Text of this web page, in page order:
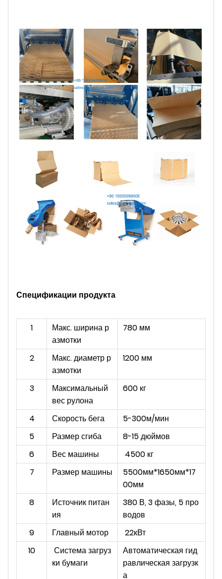
Спецификации продукта
1
Макс. ширина р
азмотки
780 мм
2
Макс. диаметр р
азмотки
1200 мм
3
Максимальный
вес рулона
600 кг
4 Скорость бега
5-300м/мин
5
Размер сгиба
8-15 дюймов
6
Вес машины
4500 кг
7
Размер машины
5500мм*1650мм*17
00мм
8
Источник питан
ия
380 В, 3 фазы, 5 про
водов
9
Главный мотор
22кВт
10
Система загруз
ки бумаги
Автоматическая гид
равлическая загрузк
а